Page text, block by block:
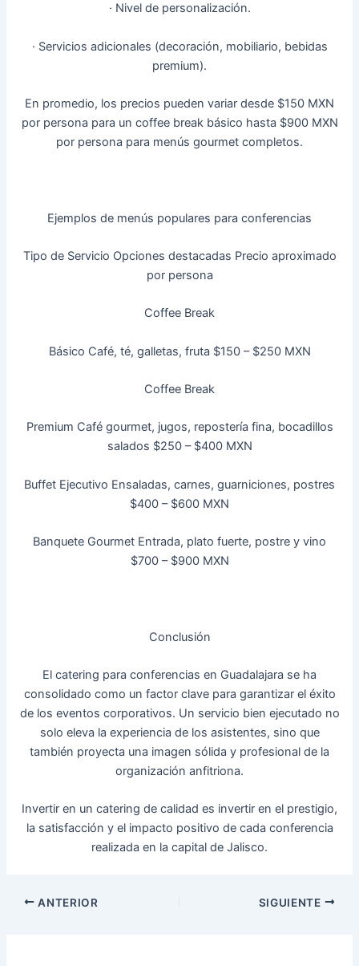
· Nivel de personalización.
· Servicios adicionales (decoración, mobiliario, bebidas
premium).
En promedio, los precios pueden variar desde $150 MXN
por persona para un coffee break básico hasta $900 MXN
por persona para menús gourmet completos.
Ejemplos de menús populares para conferencias
Tipo de Servicio Opciones destacadas Precio aproximado
por persona
Coffee Break
Básico Café, té, galletas, fruta $150 – $250 MXN
Coffee Break
Premium Café gourmet, jugos, repostería fina, bocadillos
salados $250 – $400 MXN
Buffet Ejecutivo Ensaladas, carnes, guarniciones, postres
$400 – $600 MXN
Banquete Gourmet Entrada, plato fuerte, postre y vino
$700 – $900 MXN
Conclusión
El catering para conferencias en Guadalajara se ha
consolidado como un factor clave para garantizar el éxito
de los eventos corporativos. Un servicio bien ejecutado no
solo eleva la experiencia de los asistentes, sino que
también proyecta una imagen sólida y profesional de la
organización anfitriona.
Invertir en un catering de calidad es invertir en el prestigio,
la satisfacción y el impacto positivo de cada conferencia
realizada en la capital de Jalisco.
ANTERIOR SIGUIENTE